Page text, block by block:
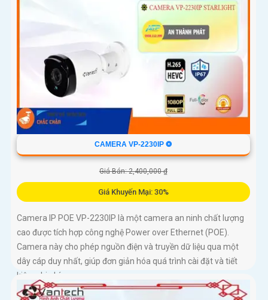
CAMERA VP-2230IP ❂
Giá Bán: 2,400,000 ₫
Giá Khuyến Mại: 30%
Camera IP POE VP-2230IP là một camera an ninh chất lượng
cao được tích hợp công nghệ Power over Ethernet (POE).
Camera này cho phép nguồn điện và truyền dữ liệu qua một
dây cáp duy nhất, giúp đơn giản hóa quá trình cài đặt và tiết
kiệm chi phí